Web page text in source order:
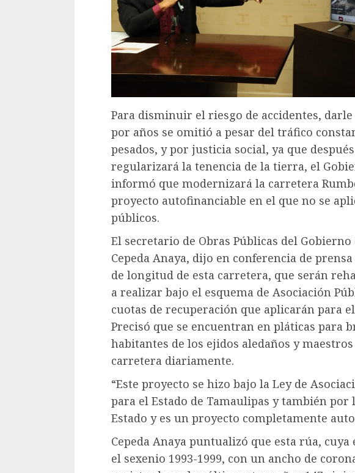
Para disminuir el riesgo de accidentes,
por años se omitió a pesar del tráfico
pesados, y por justicia social, ya que
regularizará la tenencia de la tierra, el
informó que modernizará la carretera
proyecto autofinanciable en el que no se
públicos.
El secretario de Obras Públicas del Gobierno
Cepeda Anaya, dijo en conferencia de
de longitud de esta carretera, que serán
a realizar bajo el esquema de Asociación
cuotas de recuperación que aplicarán para
Precisó que se encuentran en pláticas para
habitantes de los ejidos aledaños y
carretera diariamente.
“Este proyecto se hizo bajo la Ley de
para el Estado de Tamaulipas y también por
Estado y es un proyecto completamente
Cepeda Anaya puntualizó que esta rúa,
el sexenio 1993-1999, con un ancho de